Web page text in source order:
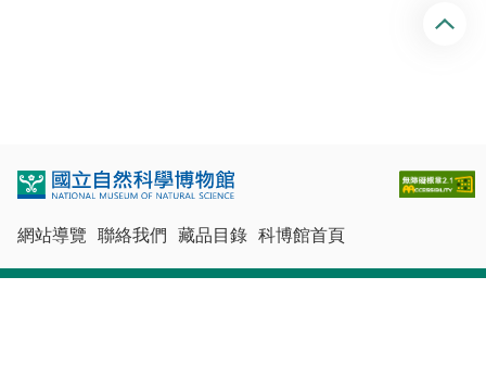
網站導覽 聯絡我們 藏品目錄 科博館首頁
回
頂
端